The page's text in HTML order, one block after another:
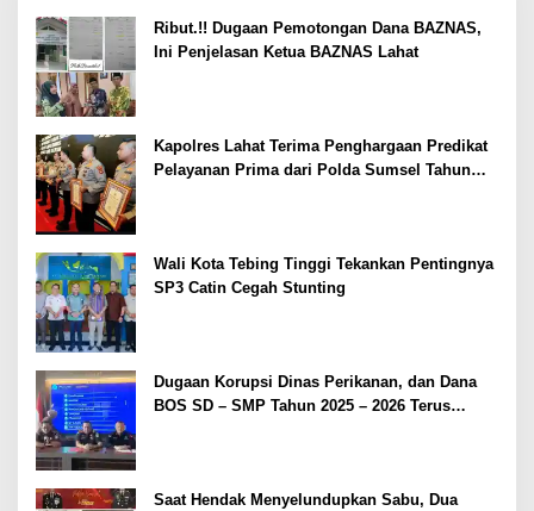
Ribut.!! Dugaan Pemotongan Dana BAZNAS,
Ini Penjelasan Ketua BAZNAS Lahat
Kapolres Lahat Terima Penghargaan Predikat
Pelayanan Prima dari Polda Sumsel Tahun
Wali Kota Tebing Tinggi Tekankan Pentingnya
SP3 Catin Cegah Stunting
Dugaan Korupsi Dinas Perikanan, dan Dana
BOS SD – SMP Tahun 2025 – 2026 Terus
Saat Hendak Menyelundupkan Sabu, Dua